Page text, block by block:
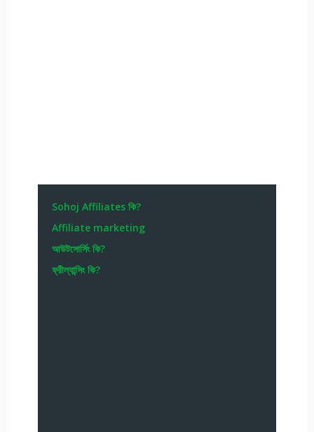
Sohoj Affiliates কি?
Affiliate marketing
আউটসোর্সিং কি?
ফ্রীল্যান্সিং কি?